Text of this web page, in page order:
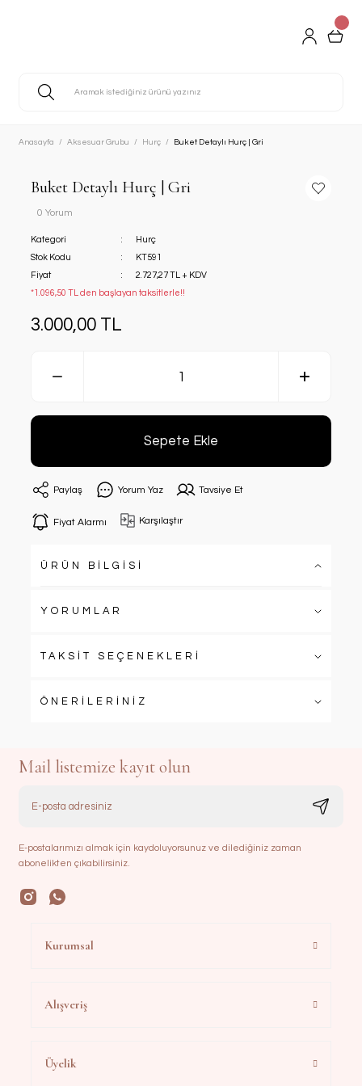
Anasayfa Aksesuar Grubu Hurç Buket Detaylı Hurç | Gri
Buket Detaylı Hurç | Gri
0 Yorum
Kategori
Hurç
Stok Kodu
KT591
Fiyat
2.727,27 TL + KDV
*1.096,50 TL den başlayan taksitlerle!!
3.000,00 TL
Sepete Ekle
Paylaş Yorum Yaz Tavsiye Et
Fiyat Alarmı Karşılaştır
ÜRÜN BİLGİSİ
YORUMLAR
TAKSİT SEÇENEKLERİ
ÖNERİLERİNİZ
Mail listemize kayıt olun
E-postalarımızı almak için kaydoluyorsunuz ve dilediğiniz zaman
abonelikten çıkabilirsiniz.
Kurumsal
Alışveriş
Üyelik